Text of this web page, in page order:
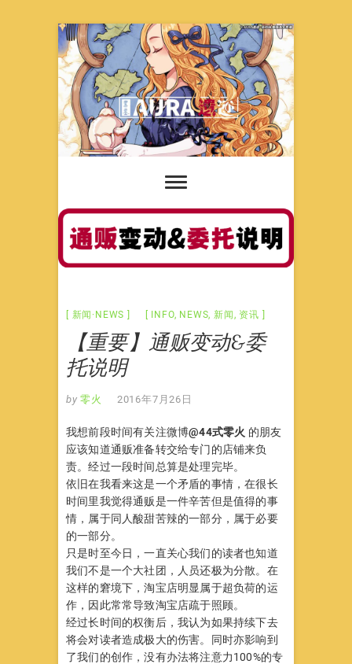
Skip
to
content
新闻·NEWS INFO, NEWS, 新闻 , 资讯
【重要】通贩变动&委
托说明
by 零火 2016年7月26日
我想前段时间有关注微博@44式零火 的朋友
应该知道通贩准备转交给专门的店铺来负
责。经过一段时间总算是处理完毕。
依旧在我看来这是一个矛盾的事情，在很长
时间里我觉得通贩是一件辛苦但是值得的事
情，属于同人酸甜苦辣的一部分，属于必要
的一部分。
只是时至今日，一直关心我们的读者也知道
我们不是一个大社团，人员还极为分散。在
这样的窘境下，淘宝店明显属于超负荷的运
作，因此常常导致淘宝店疏于照顾。
经过长时间的权衡后，我认为如果持续下去
将会对读者造成极大的伤害。同时亦影响到
了我们的创作，没有办法将注意力100%的专